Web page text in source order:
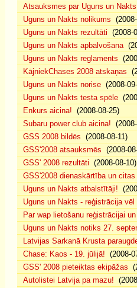
Atsauksmes par Uguns un Nakts
Uguns un Nakts nolikums
Uguns un Nakts rezultāti (2008-
Uguns un Nakts apbalvošana
Uguns un Nakts reglaments
KājniekChases 2008 atskaņas
Uguns un Nakts norise (2008-
Uguns un Nakts testa spēle
Enkurs aicina! (2008-08-25)
Subaru power club aicina!
GSS 2008 bildēs (2008-08-11)
GSS'2008 atsauksmēs (2008-
GSS' 2008 rezultāti (2008-08-10)
GSS'2008 dienaskārtība un
Uguns un Nakts atbalstītāji!
Uguns un Nakts - reģistrācija
Par wap lietošanu reģistrācijai
Uguns un Nakts notiks 27.
Latvijas Sarkanā Krusta
Chase: Kaos - 19. jūlijā! (2008-
GSS' 2008 pieteiktas ekipāžas
Autolistei Latvija pa mazu!